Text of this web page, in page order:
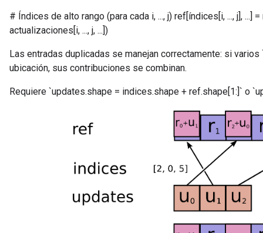
# Índices de alto rango (para cada i, ..., j) ref[índices[i, ..., j], ...] =
actualizaciones[i, ..., j, ...])
Las entradas duplicadas se manejan correctamente: si
ubicación, sus contribuciones se combinan.
Requiere `updates.shape = indices.shape + ref.shape[1:]` o